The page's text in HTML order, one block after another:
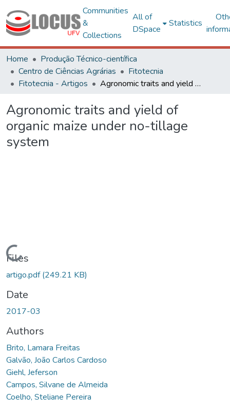
Communities
&
Collections
All of
DSpace
Statistics
Home
Produção Técnico-científica
Centro de Ciências Agrárias
Fitotecnia
Fitotecnia - Artigos
Agronomic traits and yield of organic maize under no-tillage system
Agronomic traits and yield of
organic maize under no-tillage
system
Loading...
Files
artigo.pdf(249.21 KB)
Date
2017-03
Authors
Brito, Lamara Freitas
Galvão, João Carlos Cardoso
Giehl, Jeferson
Campos, Silvane de Almeida
Coelho, Steliane Pereira